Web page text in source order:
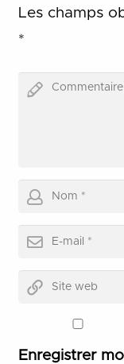
Les champs
*
Enregistrer